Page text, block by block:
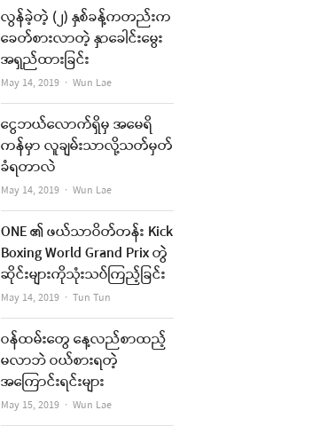
လွန်ခဲ့တဲ့ (၂) နှစ်ခန့်ကတည်းက
ခေတ်စားလာတဲ့ နှာခေါင်းမွေး
အရှည်ထားခြင်း
May 14, 2019 Author
Wun Lae
ငွေဘယ်လောက်ရှိမှ အမေရိ
ကန်မှာ လူချမ်းသာလို့သတ်မှတ်
ခံရတာလဲ
May 14, 2019 Author
Wun Lae
ONE ၏ ဖယ်သာဝိတ်တန်း Kick
Boxing World Grand Prix တွဲ
ဆိုင်းများကိုသုံးသပ်ကြည့်ခြင်း
May 14, 2019 Author
Tun Tun
ဝန်ထမ်းတွေ နေ့လည်စာထည့်
မလာဘဲ ဝယ်စားရတဲ့
အကြောင်းရင်းများ
May 15, 2019 Author
Wun Lae